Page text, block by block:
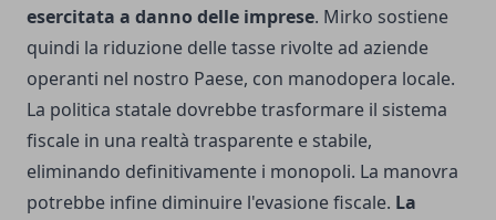
esercitata a danno delle imprese. Mirko sostiene
quindi la riduzione delle tasse rivolte ad aziende
operanti nel nostro Paese, con manodopera locale.
La politica statale dovrebbe trasformare il sistema
fiscale in una realtà trasparente e stabile,
eliminando definitivamente i monopoli. La manovra
potrebbe infine diminuire l'evasione fiscale. La